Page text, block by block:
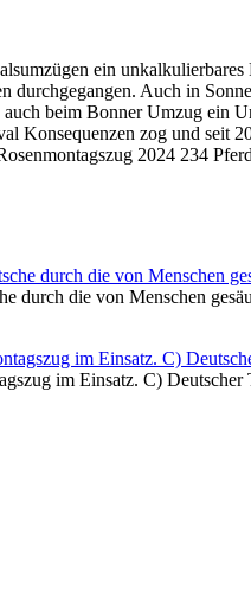
ein
durchgegangen. Auch in
beim Bonner Umzug
Konsequenzen zog und
2024 234
durch die von Menschen
im Einsatz. C) Deutscher